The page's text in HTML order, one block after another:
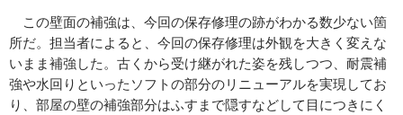
この壁面の補強は、今回の保存修理の跡がわかる数少ない箇
所だ。担当者によると、今回の保存修理は外観を大きく変えな
いまま補強した。古くから受け継がれた姿を残しつつ、耐震補
強や水回りといったソフトの部分のリニューアルを実現してお
り、部屋の壁の補強部分はふすまで隠すなどして目につきにく